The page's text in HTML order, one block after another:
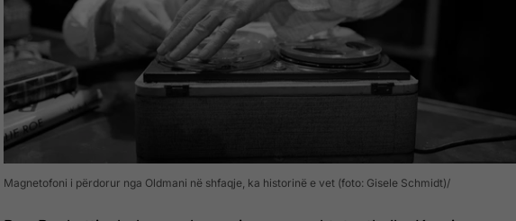
Magnetofoni i përdorur nga Oldmani në shfaqje, ka historinë e vet (foto: Gisele Schmidt)